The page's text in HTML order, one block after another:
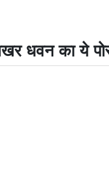
धवन का ये